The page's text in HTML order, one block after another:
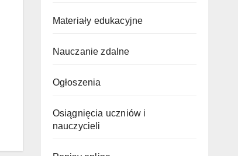
Materiały edukacyjne
Nauczanie zdalne
Ogłoszenia
Osiągnięcia uczniów i
nauczycieli